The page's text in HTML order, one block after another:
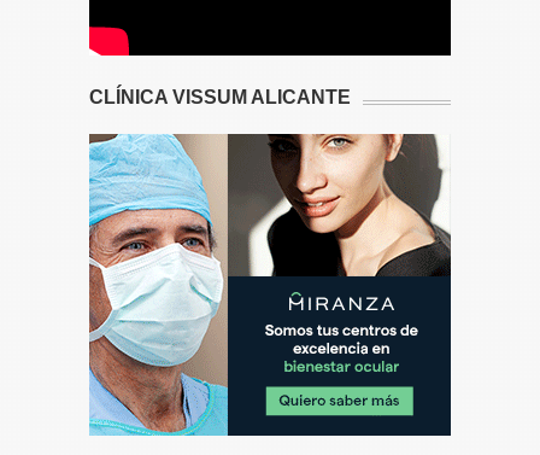
CLÍNICA VISSUM ALICANTE